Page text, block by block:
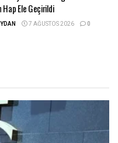
Ele Geçirildi
7 AĞUSTOS 2026 0